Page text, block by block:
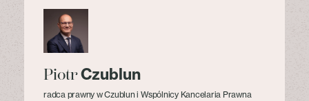
PiotrCzublun
radca prawny w Czublun i Wspólnicy Kancelaria Prawna